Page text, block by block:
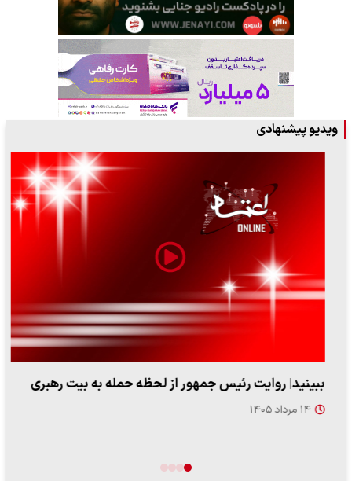
ویدیو پیشنهادی
ببینید| روایت رئیس جمهور از لحظه حمله به بیت رهبری
۱۴ مرداد ۱۴۰۵